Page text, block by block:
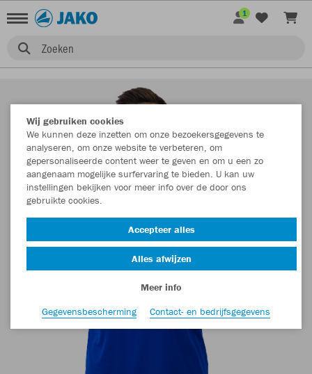
Zoeken
1
Wij gebruiken cookies
We kunnen deze inzetten om onze bezoekersgegevens te
analyseren, om onze website te verbeteren, om
gepersonaliseerde content weer te geven en om u een zo
aangenaam mogelijke surfervaring te bieden. U kan uw
instellingen bekijken voor meer info over de door ons
gebruikte cookies.
Accepteer alles
Alles afwijzen
Meer info
Gegevensbescherming
Contact- en bedrijfsgegevens